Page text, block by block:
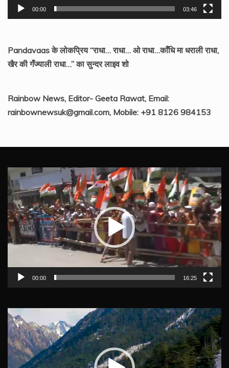
00:00 03:46
Pandavaas के लोकप्रिय “राधा… राधा… ओ राधा…काँधि मा धराली राधा,
खैर की गँज्याली राधा…” का सुन्दर लाइव शो
Rainbow News, Editor- Geeta Rawat, Email:
rainbownewsuk@gmail.com, Mobile: +91 8126 984153
Video
Player
00:00 16:25
Video
Player